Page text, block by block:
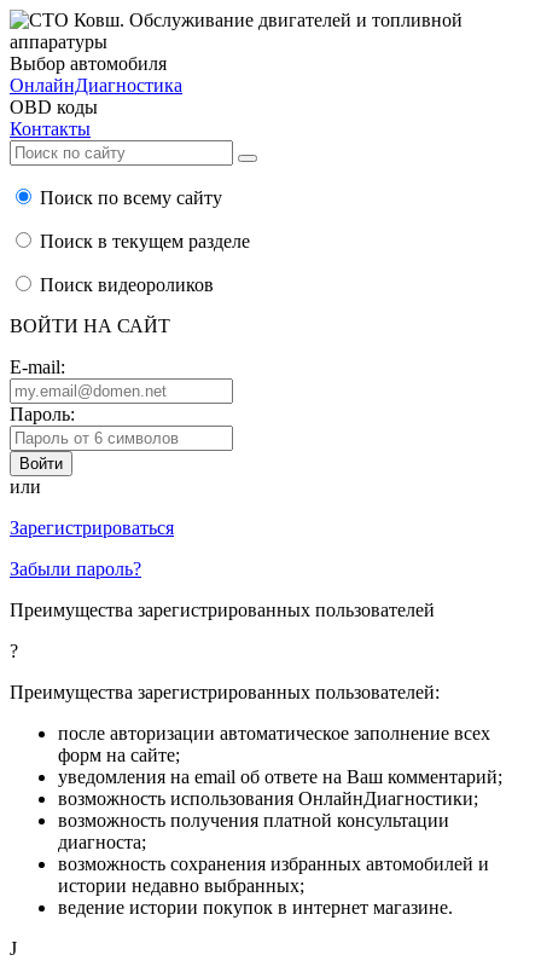
Выбор автомобиля
ОнлайнДиагностика
OBD коды
Контакты
Поиск по всему сайту
Поиск в текущем разделе
Поиск видеороликов
ВОЙТИ НА САЙТ
E-mail:
Пароль:
или
Зарегистрироваться
Забыли пароль?
Преимущества зарегистрированных пользователей
?
Преимущества зарегистрированных пользователей:
после авторизации автоматическое заполнение всех
форм на сайте;
уведомления на email об ответе на Ваш комментарий;
возможность использования ОнлайнДиагностики;
возможность получения платной консультации
диагноста;
возможность сохранения избранных автомобилей и
истории недавно выбранных;
ведение истории покупок в интернет магазине.
J